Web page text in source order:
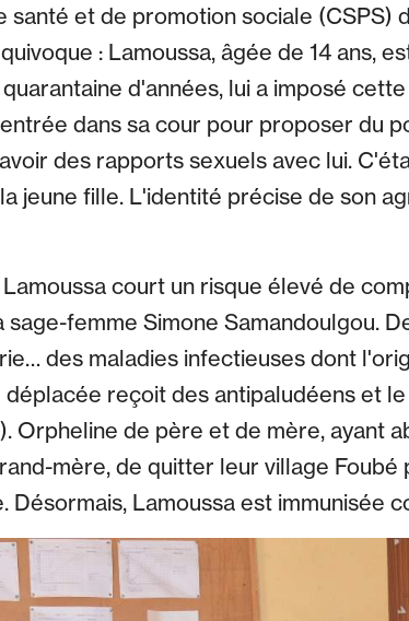
santé et de promotion sociale (CSPS)
: Lamoussa, âgée de 14 ans,
d'années, lui a imposé
dans sa cour pour proposer du
des rapports sexuels avec lui.
jeune fille. L'identité précise de son
court un risque élevé de
femme Simone Samandoulgou.
des maladies infectieuses dont
déplacée reçoit des antipaludéens et
Orpheline de père et de mère, ayant
mère, de quitter leur village Foubé
Désormais, Lamoussa est immunisée